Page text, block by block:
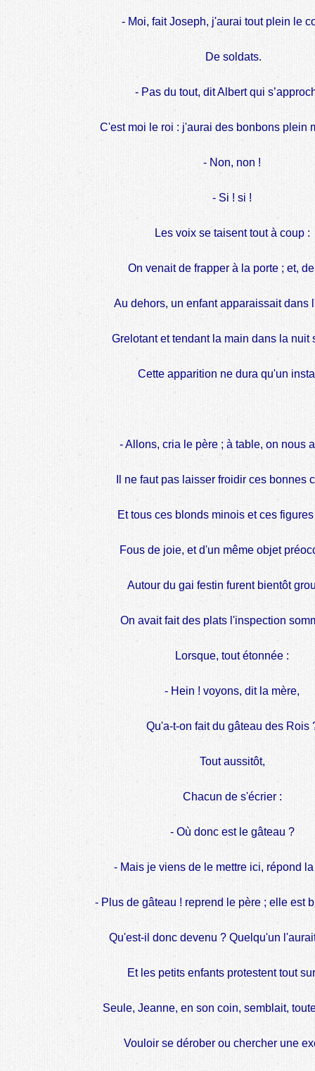
- Moi, fait Joseph, j'aurai tout plein le
De soldats.
- Pas du tout, dit Albert qui
C'est moi le roi : j'aurai des bonbons plein
- Non, non !
- Si ! si !
Les voix se taisent tout à coup :
On venait de frapper à la porte ; et,
Au dehors, un enfant apparaissait dans
Grelotant et tendant la main dans la nuit
Cette apparition ne dura qu'un
- Allons, cria le père ; à table, on nous
Il ne faut pas laisser froidir ces bonnes
Et tous ces blonds minois et ces
Fous de joie, et d'un même objet
Autour du gai festin furent bientôt
On avait fait des plats l'inspection
Lorsque, tout étonnée :
- Hein ! voyons, dit la mère,
Qu'a-t-on fait du gâteau des Rois
Tout aussitôt,
Chacun de s'écrier :
- Où donc est le gâteau ?
- Mais je viens de le mettre ici, répond
- Plus de gâteau ! reprend le père ; elle est
Qu'est-il donc devenu ? Quelqu'un
Et les petits enfants protestent tout
Seule, Jeanne, en son coin, semblait,
Vouloir se dérober ou chercher une